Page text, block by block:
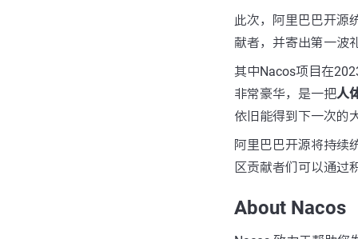
此次，阿里巴巴开源
献者，并寄出第一波
其中Nacos项目在
非常豪华，是一把人
依旧能得到下一次的
阿里巴巴开源将持续
区贡献者们可以通过
About Nacos